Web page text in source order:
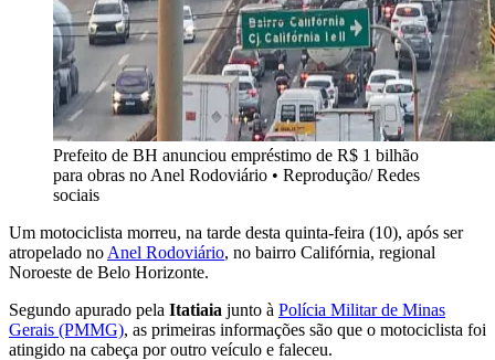
Prefeito de BH anunciou empréstimo de R$ 1 bilhão
para obras no Anel Rodoviário • Reprodução/ Redes
sociais
Um motociclista morreu, na tarde desta quinta-feira (10), após ser
atropelado no Anel Rodoviário, no bairro Califórnia, regional
Noroeste de Belo Horizonte.
Segundo apurado pela Itatiaia junto à Polícia Militar de Minas
Gerais (PMMG), as primeiras informações são que o motociclista foi
atingido na cabeça por outro veículo e faleceu.